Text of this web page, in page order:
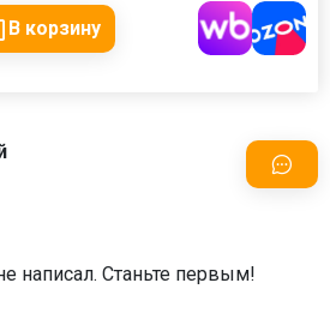
В корзину
написал. Станьте первым!